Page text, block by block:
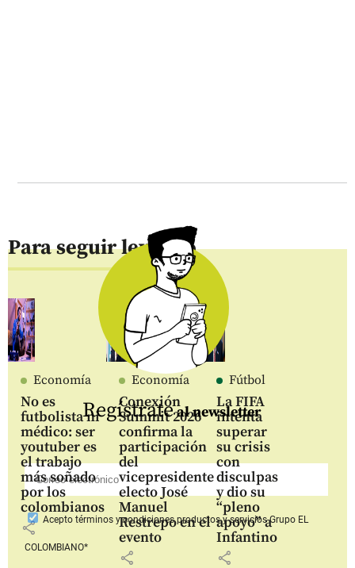
Para seguir leyendo
Economía
No es
futbolista ni
médico: ser
youtuber es
el trabajo
más soñado
por los
colombianos
share
Economía
Conexión
Summit 2026
confirma la
participación
del
vicepresidente
electo José
Manuel
Restrepo en el
evento
share
Fútbol
La FIFA
intenta
superar
su crisis
con
disculpas
y dio su
“pleno
apoyo” a
Infantino
share
Regístrateal newsletter
Aceptotérminos y condiciones productos y serviciosGrupo EL
COLOMBIANO*